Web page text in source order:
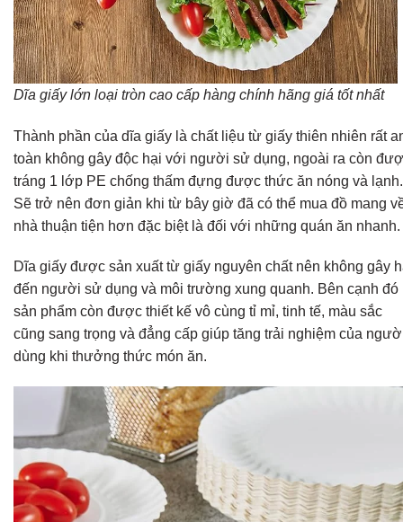
Dĩa giấy lớn loại tròn cao cấp hàng chính hãng giá tốt nhất
Thành phần của dĩa giấy là chất liệu từ giấy thiên nhiên rất
toàn không gây độc hại với người sử dụng, ngoài ra còn
tráng 1 lớp PE chống thấm đựng được thức ăn nóng và lạnh.
Sẽ trở nên đơn giản khi từ bây giờ đã có thể mua đồ mang
nhà thuận tiện hơn đặc biệt là đối với những quán ăn nhanh.
Dĩa giấy được sản xuất từ giấy nguyên chất nên không gây
đến người sử dụng và môi trường xung quanh. Bên cạnh đó
sản phẩm còn được thiết kế vô cùng tỉ mỉ, tinh tế, màu sắc
cũng sang trọng và đẳng cấp giúp tăng trải nghiệm của
dùng khi thưởng thức món ăn.